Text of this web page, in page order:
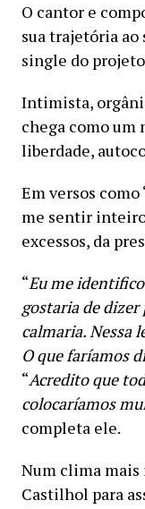
O cantor e
sua trajetória ao
single do projeto
Intimista,
chega como um
liberdade,
Em versos
me sentir
excessos, da
“Eu me
gostaria de
calmaria. Nessa
O que faríamos
“Acredito que
colocaríamos
completa ele.
Num clima
Castilhol para